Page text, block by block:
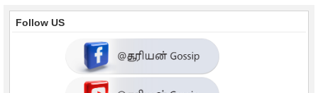
Follow US